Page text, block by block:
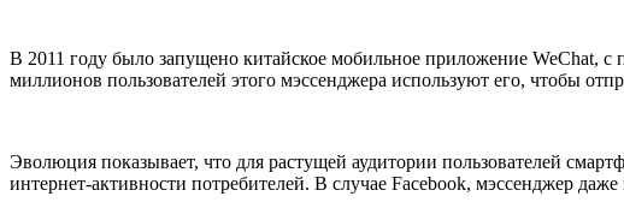
В 2011 году было запущено китайское мобильное приложение WeChat,
миллионов пользователей этого мэссенджера используют его, чтобы
Эволюция показывает, что для растущей аудитории пользователей
интернет-активности потребителей. В случае Facebook, мэссенджер